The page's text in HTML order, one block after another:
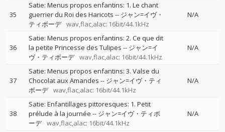
35
Satie: Menus propos enfantins: 1. Le chant
guerrier du Roi des Haricots -- ジャン=イヴ・
ティボーデ wav,flac,alac: 16bit/44.1kHz
N/A
36
Satie: Menus propos enfantins: 2. Ce que dit
la petite Princesse des Tulipes -- ジャン=イ
ヴ・ティボーデ wav,flac,alac: 16bit/44.1kHz
N/A
37
Satie: Menus propos enfantins: 3. Valse du
Chocolat aux Amandes -- ジャン=イヴ・ティ
ボーデ wav,flac,alac: 16bit/44.1kHz
N/A
38
Satie: Enfantillages pittoresques: 1. Petit
prélude à la journée -- ジャン=イヴ・ティボ
ーデ wav,flac,alac: 16bit/44.1kHz
N/A